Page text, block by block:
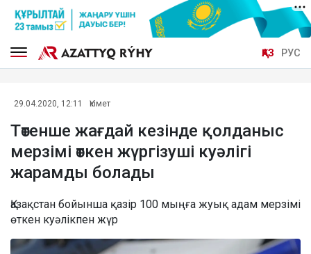
ҚАЗ РУС
29.04.2020, 12:11 Үкімет
Төтенше жағдай кезінде қолданыс
мерзімі өткен жүргізуші куәлігі
жарамды болады
Қазақстан бойынша қазір 100 мыңға жуық адам мерзімі
өткен куәлікпен жүр